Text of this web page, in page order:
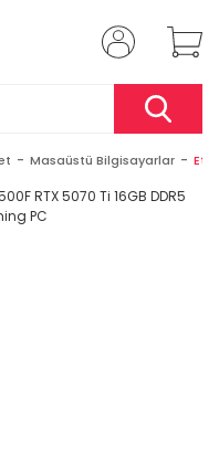
Masaüstü Bilgisayarlar